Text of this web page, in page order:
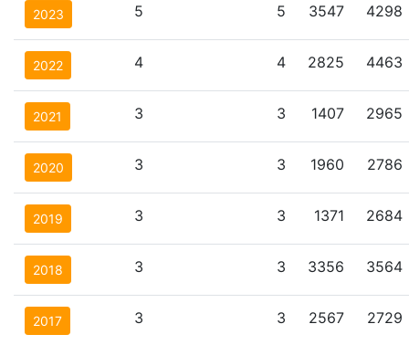
2023 5 5 3547 4298
2022 4 4 2825 4463
2021 3 3 1407 2965
2020 3 3 1960 2786
2019 3 3 1371 2684
2018 3 3 3356 3564
2017 3 3 2567 2729